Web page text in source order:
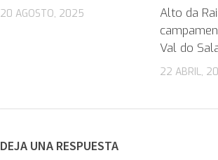
20 AGOSTO, 2025
Alto da
Val do
22 ABRIL,
DEJA UNA RESPUESTA